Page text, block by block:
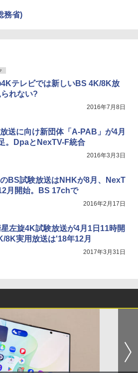
務省)
4Kテレビでは新しいBS 4K/8K放
れない?
2016年7月8日
送に向け新団体「A-PAB」が4月
。DpaとNexTV-F統合
2016年3月3日
BS試験放送はNHKが8月、NexT
月開始。BS 17chで
2016年2月17日
左旋4K試験放送が4月1日11時開
8K実用放送は'18年12月
2017年3月31日